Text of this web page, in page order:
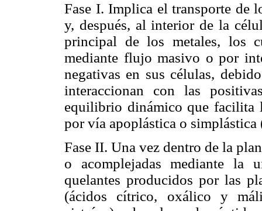
Fase I. Implica el transporte de
y, después, al interior de la
principal de los metales, los
mediante flujo masivo o por
negativas en sus células,
interaccionan con las
equilibrio dinámico que facilita
por vía apoplástica o
Fase II. Una vez dentro de la
o acomplejadas mediante la
quelantes producidos por las
(ácidos cítrico, oxálico y